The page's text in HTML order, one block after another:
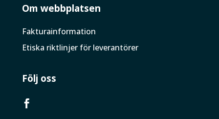
Om webbplatsen
Faktura­information
Etiska riktlinjer för leverantörer
Följ oss
